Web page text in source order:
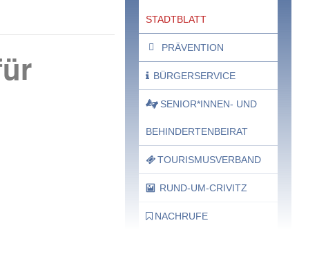
STADTBLATT
PRÄVENTION
BÜRGERSERVICE
SENIOR*INNEN- UND
BEHINDERTENBEIRAT
TOURISMUSVERBAND
RUND-UM-CRIVITZ
NACHRUFE